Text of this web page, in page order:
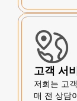
고객 서
저희는 고
매 전 상담